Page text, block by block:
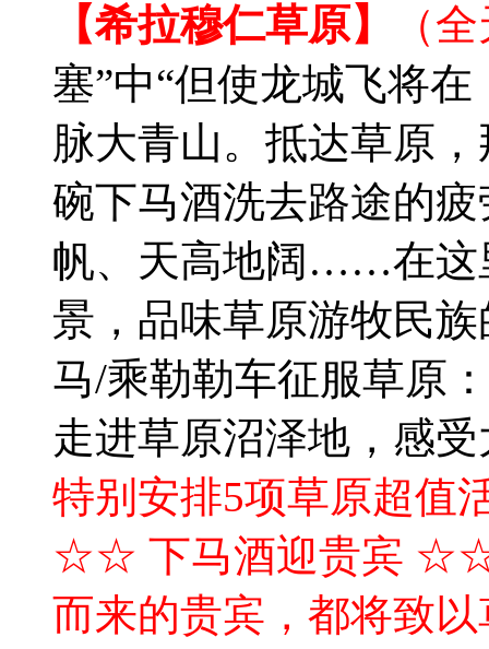
【希拉穆仁草原】
（
塞”中“但使龙城飞将
脉大青山。抵达草原
碗下马酒洗去路途的
帆、天高地阔……在这
景，品味草原游牧民
马/乘勒勒车征服草原
走进草原沼泽地，感
特别安排5项草原超值
☆☆ 下马酒迎贵宾 ☆☆
而来的贵宾，都将致